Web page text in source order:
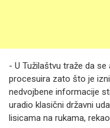
- U Tužilaštvu traže da
procesuira zato što je
nedvojbene informacije
uradio klasični državni
lisicama na rukama,